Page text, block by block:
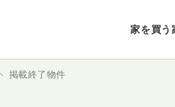
家を買う
掲載終了物件